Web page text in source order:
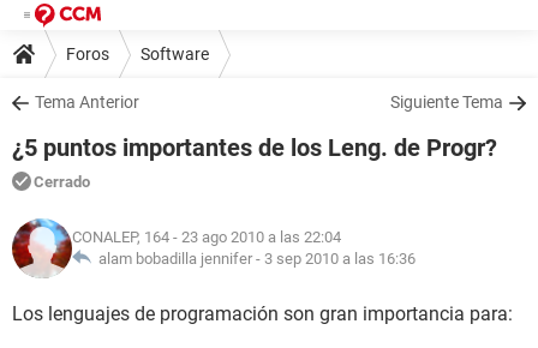
Foros Software
Tema Anterior Siguiente Tema
¿5 puntos importantes de los Leng. de Progr?
Cerrado
CONALEP, 164 - 23 ago 2010 a las 22:04
alam bobadilla jennifer - 3 sep 2010 a las 16:36
Los lenguajes de programación son gran importancia para: